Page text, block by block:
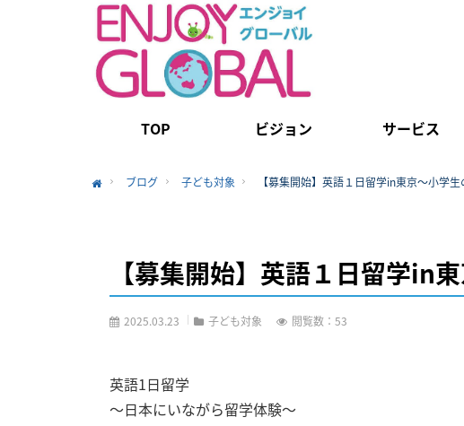
TOP ビジョン サービス
ブログ 子ども対象 【募集開始】英語１日留学in東京〜小学
【募集開始】英語１日留学in
2025.03.23 子ども対象 閲覧数：53
英語1日留学
～日本にいながら留学体験～